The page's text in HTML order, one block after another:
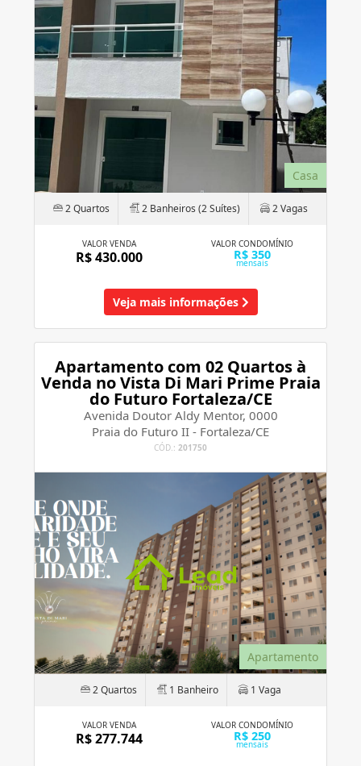
Casa
2 Quartos 2 Banheiros (2 Suítes) 2 Vagas
VALOR VENDA
R$ 430.000
VALOR CONDOMÍNIO
R$ 350
mensais
Veja mais informações
Apartamento com 02 Quartos à
Venda no Vista Di Mari Prime Praia
do Futuro Fortaleza/CE
Avenida Doutor Aldy Mentor, 0000
Praia do Futuro II - Fortaleza/CE
CÓD.: 201750
Apartamento
2 Quartos 1 Banheiro 1 Vaga
VALOR VENDA
R$ 277.744
VALOR CONDOMÍNIO
R$ 250
mensais